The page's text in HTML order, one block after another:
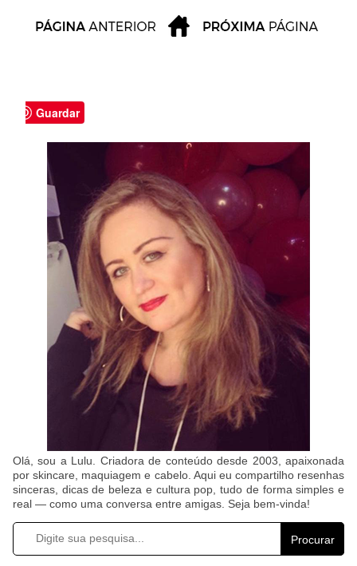
Guardar
Olá, sou a Lulu. Criadora de conteúdo desde 2003, apaixonada
por skincare, maquiagem e cabelo. Aqui eu compartilho resenhas
sinceras, dicas de beleza e cultura pop, tudo de forma simples e
real — como uma conversa entre amigas. Seja bem-vinda!
Procurar